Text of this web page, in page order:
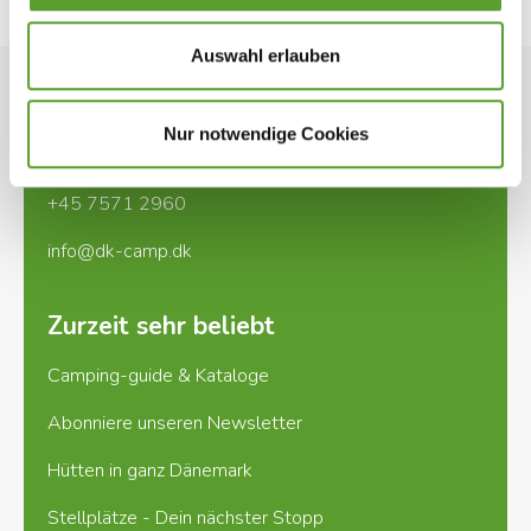
Auswahl erlauben
Nur notwendige Cookies
Wir freuen uns Sie willkommen zu heißen!
Kontakt
+45 7571 2960
info@dk-camp.dk
Zurzeit sehr beliebt
Camping-guide & Kataloge
Abonniere unseren Newsletter
Hütten in ganz Dänemark
Stellplätze - Dein nächster Stopp